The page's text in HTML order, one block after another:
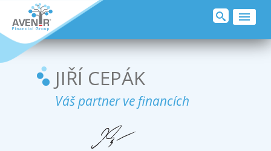
O MNĚ
KLIENTI O MNĚ
JIŘÍ CEPÁK
Váš partner ve financích